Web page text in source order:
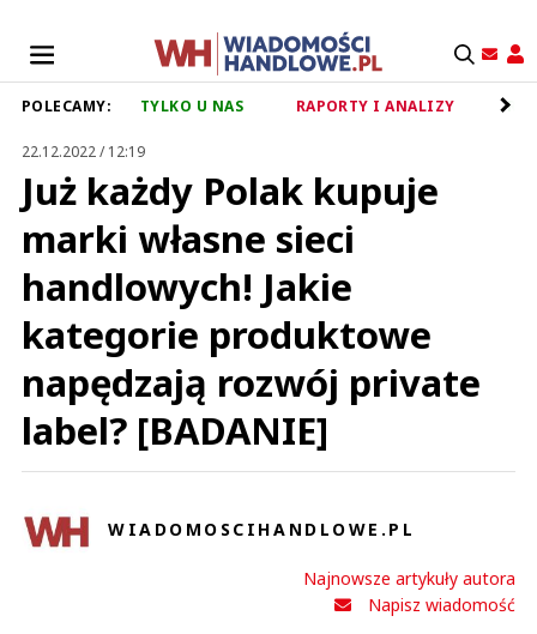
POLECAMY: TYLKO U NAS RAPORTY I ANALIZY
22.12.2022 / 12:19
Już każdy Polak kupuje
marki własne sieci
handlowych! Jakie
kategorie produktowe
napędzają rozwój private
label? [BADANIE]
WIADOMOSCIHANDLOWE.PL
Najnowsze artykuły autora
Napisz wiadomość